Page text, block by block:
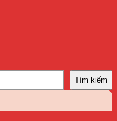
Tìm kiếm